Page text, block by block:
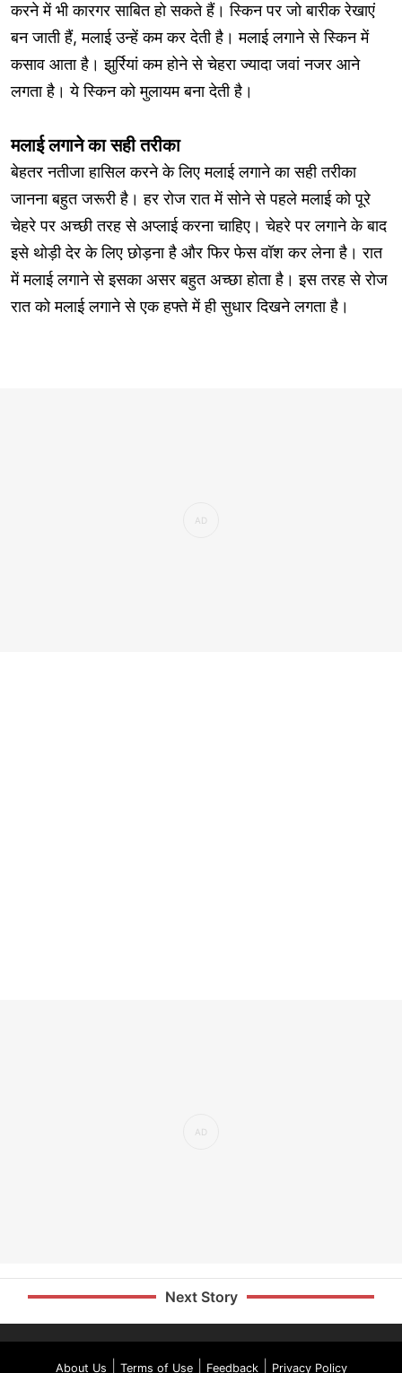
करने में भी कारगर साबित हो सकते हैं। स्किन पर जो बारीक रेखाएं
बन जाती हैं, मलाई उन्हें कम कर देती है। मलाई लगाने से स्किन में
कसाव आता है। झुर्रियां कम होने से चेहरा ज्यादा जवां नजर आने
लगता है। ये स्किन को मुलायम बना देती है।
मलाई लगाने का सही तरीका
बेहतर नतीजा हासिल करने के लिए मलाई लगाने का सही तरीका
जानना बहुत जरूरी है। हर रोज रात में सोने से पहले मलाई को पूरे
चेहरे पर अच्छी तरह से अप्लाई करना चाहिए। चेहरे पर लगाने के बाद
इसे थोड़ी देर के लिए छोड़ना है और फिर फेस वॉश कर लेना है। रात
में मलाई लगाने से इसका असर बहुत अच्छा होता है। इस तरह से रोज
रात को मलाई लगाने से एक हफ्ते में ही सुधार दिखने लगता है।
Next Story
About Us Terms of Use| Feedback| Privacy Policy